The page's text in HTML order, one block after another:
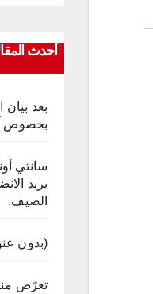
أحدث
بعد بيان
بخصوص
سانتي
يريد
الصيف.
(بدون
تعرّض